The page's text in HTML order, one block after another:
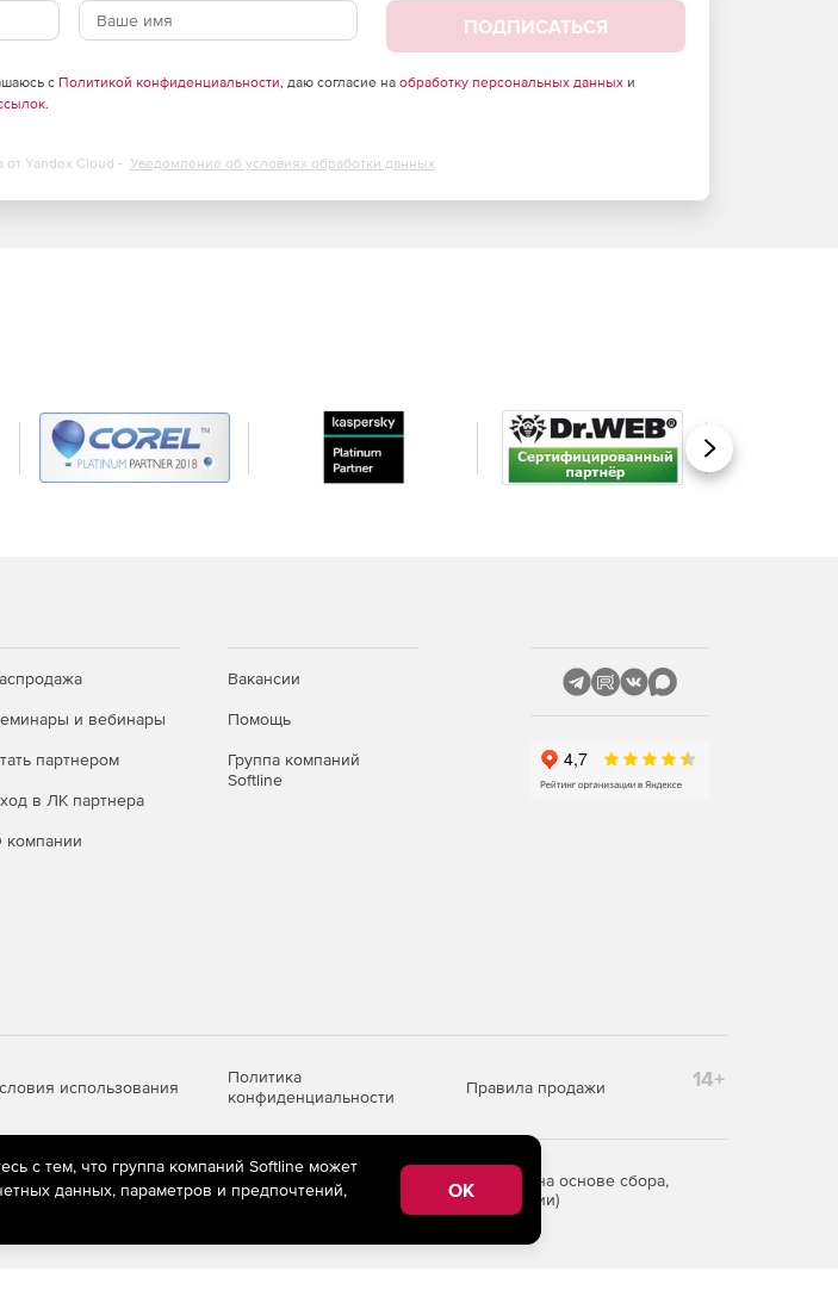
ПОДПИСАТЬСЯ
с Политикой конфиденциальности, даю согласие на обработку персональных данныхи
.
от Yandex Cloud - Уведомление об условиях обработки данных
Вперед
и вебинары
партнером
в ЛК партнера
компании
Вакансии
Помощь
Группа компаний
Softline
использования
Политика
конфиденциальности
Правила продажи 14+
(информационные технологии предоставления информации на основе сбора,
«Интернет», находящихся на территории Российской Федерации)
с тем, что группа компаний Softline может
данных, параметров и предпочтений,
OK